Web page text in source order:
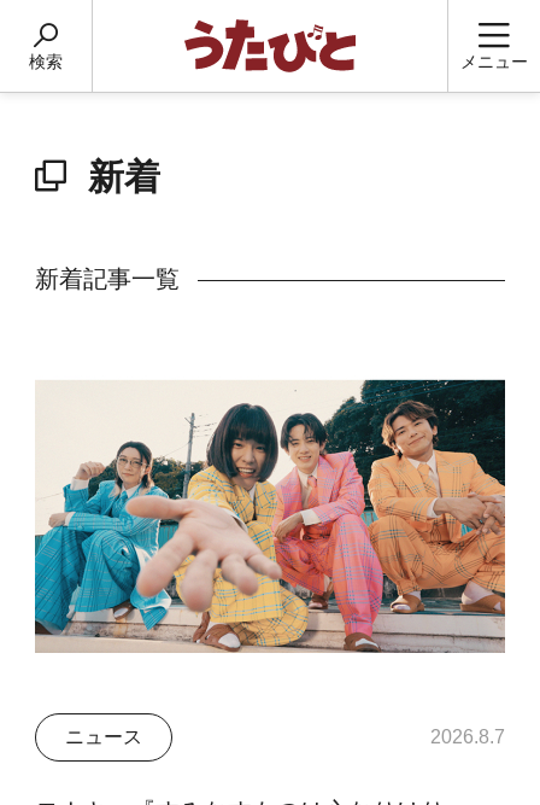
検索 メニュー
新着
新着記事一覧
ニュース 2026.8.7